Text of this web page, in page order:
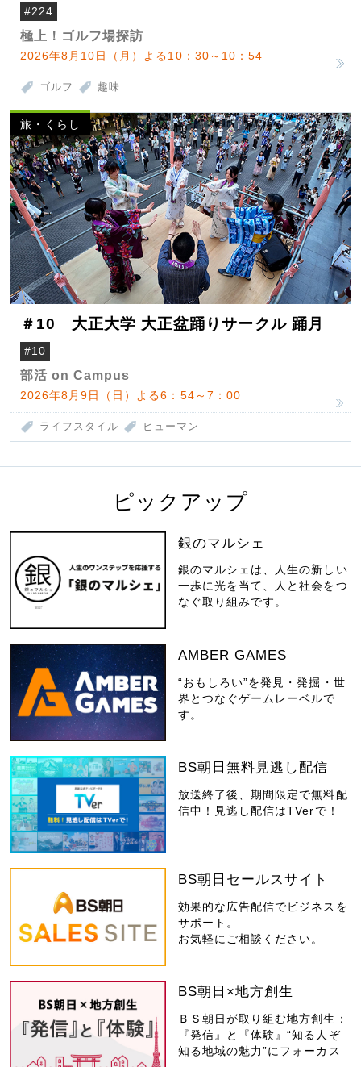
#224
極上！ゴルフ場探訪
2026年8月10日（月）よる10：30～10：54
ゴルフ 趣味
旅・くらし
＃10 大正大学 大正盆踊りサークル 踊月
#10
部活 on Campus
2026年8月9日（日）よる6：54～7：00
ライフスタイル ヒューマン
ピックアップ
銀のマルシェ
銀のマルシェは、人生の新しい
一歩に光を当て、人と社会をつ
なぐ取り組みです。
AMBER GAMES
“おもしろい”を発見・発掘・世
界とつなぐゲームレーベルで
す。
BS朝日無料見逃し配信
放送終了後、期間限定で無料配
信中！見逃し配信はTVerで！
BS朝日セールスサイト
効果的な広告配信でビジネスを
サポート。
お気軽にご相談ください。
BS朝日×地方創生
ＢＳ朝日が取り組む地方創生：
『発信』と『体験』“知る人ぞ
知る地域の魅力”にフォーカス